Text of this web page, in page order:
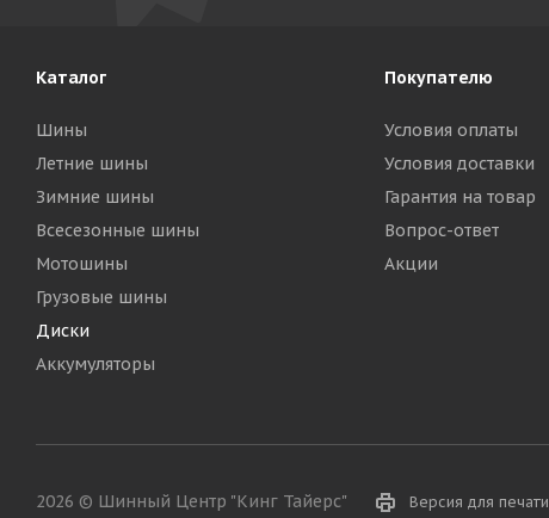
Каталог
Шины
Летние шины
Зимние шины
Всесезонные шины
Мотошины
Грузовые шины
Диски
Аккумуляторы
Покупателю
Условия оплаты
Условия доставки
Гарантия на товар
Вопрос-ответ
Акции
2026 © Шинный Центр "Кинг Тайерс" Версия для печати